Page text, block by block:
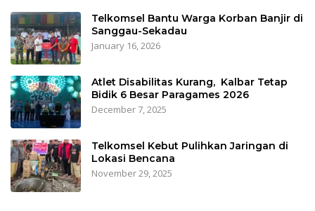
Telkomsel Bantu Warga Korban Banjir di
Sanggau-Sekadau
January 16, 2026
Atlet Disabilitas Kurang, Kalbar Tetap
Bidik 6 Besar Paragames 2026
December 7, 2025
Telkomsel Kebut Pulihkan Jaringan di
Lokasi Bencana
November 29, 2025